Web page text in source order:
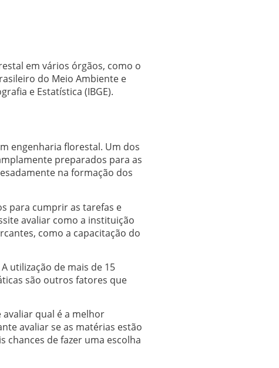
em vários órgãos, como o
do Meio Ambiente e
e Estatística (IBGE).
engenharia florestal. Um dos
preparados para as
na formação dos
para cumprir as tarefas e
avaliar como a instituição
como a capacitação do
utilização de mais de 15
são outros fatores que
avaliar qual é a melhor
avaliar se as matérias estão
chances de fazer uma escolha